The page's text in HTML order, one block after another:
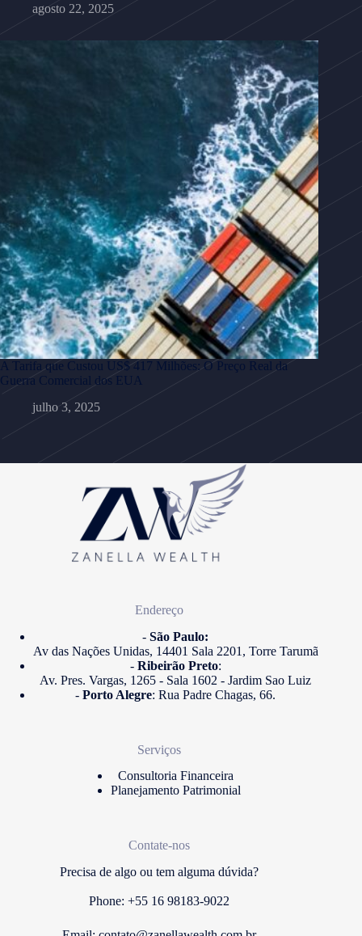
agosto 22, 2025
A Tarifa que Custou US$ 417 Milhões: O Preço Real da
Guerra Comercial dos EUA
julho 3, 2025
Endereço
- São Paulo:
Av das Nações Unidas, 14401 Sala 2201, Torre Tarumã
-Ribeirão Preto:
Av. Pres. Vargas, 1265 - Sala 1602 - Jardim Sao Luiz
-Porto Alegre: Rua Padre Chagas, 66.
Serviços
Consultoria Financeira
Planejamento Patrimonial
Contate-nos
Precisa de algo ou tem alguma dúvida?
Phone: +55 16 98183-9022